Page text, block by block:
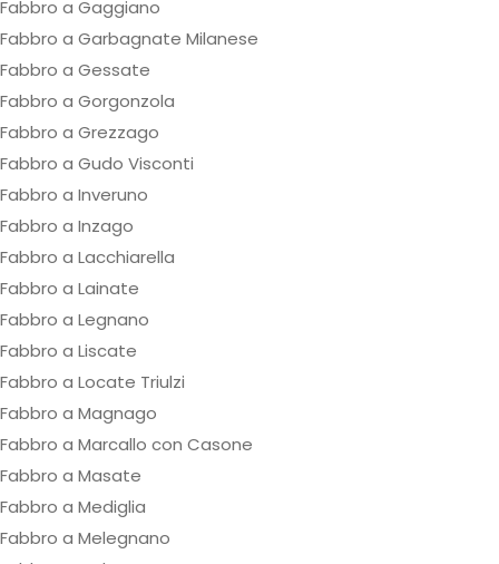
Fabbro a Gaggiano
Fabbro a Garbagnate Milanese
Fabbro a Gessate
Fabbro a Gorgonzola
Fabbro a Grezzago
Fabbro a Gudo Visconti
Fabbro a Inveruno
Fabbro a Inzago
Fabbro a Lacchiarella
Fabbro a Lainate
Fabbro a Legnano
Fabbro a Liscate
Fabbro a Locate Triulzi
Fabbro a Magnago
Fabbro a Marcallo con Casone
Fabbro a Masate
Fabbro a Mediglia
Fabbro a Melegnano